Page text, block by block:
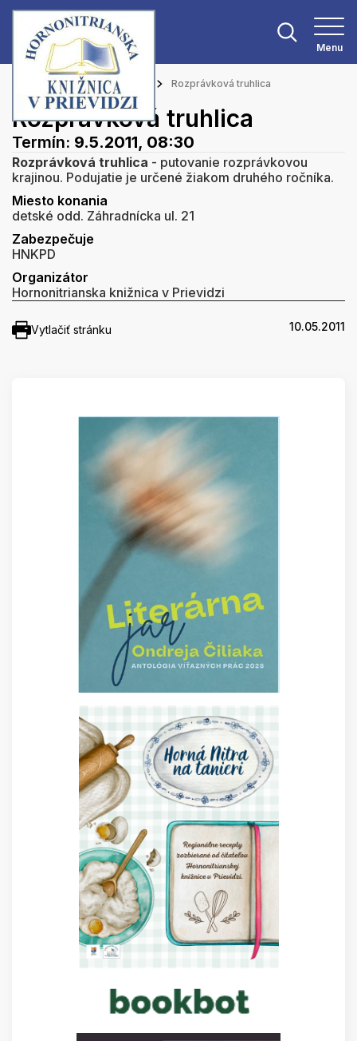
Menu
Hlavná stránka Podujatia Rozprávková truhlica
Rozprávková truhlica
Termín: 9.5.2011, 08:30
Rozprávková truhlica - putovanie rozprávkovou
krajinou. Podujatie je určené žiakom druhého ročníka.
Miesto konania
detské odd. Záhradnícka ul. 21
Zabezpečuje
HNKPD
Organizátor
Hornonitrianska knižnica v Prievidzi
Vytlačiť stránku 10.05.2011